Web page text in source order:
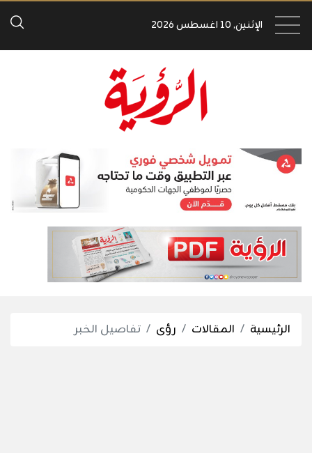
الإثنين, 10 اغسطس 2026
الرئيسية المقالات رؤى تفاصيل الخبر